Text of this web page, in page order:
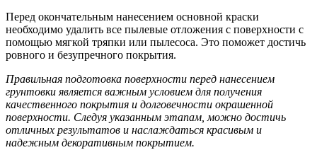
Перед окончательным нанесением основной краски
необходимо удалить все пылевые отложения с поверхности с
помощью мягкой тряпки или пылесоса. Это поможет достичь
ровного и безупречного покрытия.
Правильная подготовка поверхности перед нанесением
грунтовки является важным условием для получения
качественного покрытия и долговечности окрашенной
поверхности. Следуя указанным этапам, можно достичь
отличных результатов и наслаждаться красивым и
надежным декоративным покрытием.